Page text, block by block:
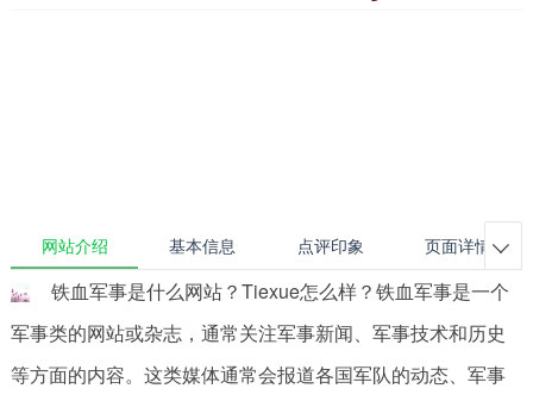
网站介绍 基本信息 点评印象 页面详情 
铁血军事是什么网站？Tiexue怎么样？铁血军事是一个
军事类的网站或杂志，通常关注军事新闻、军事技术和历史
等方面的内容。这类媒体通常会报道各国军队的动态、军事